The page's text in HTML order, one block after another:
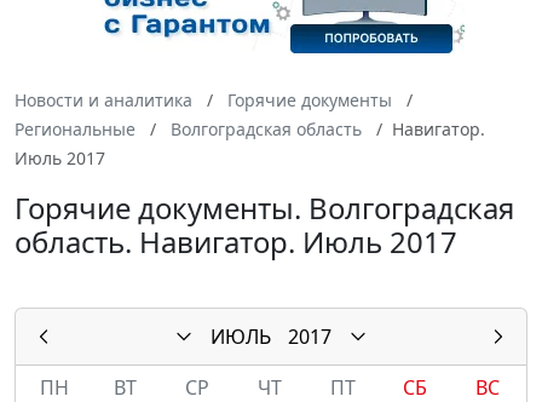
Новости и аналитика
Горячие документы
Региональные
Волгоградская область
Навигатор.
Июль 2017
Горячие документы. Волгоградская
область. Навигатор. Июль 2017
ИЮЛЬ
2017
ПН
ВТ СР ЧТ ПТ СБ
ВС